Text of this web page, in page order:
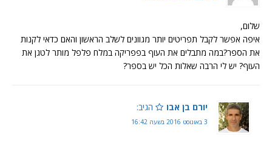
שלום,
איפה אפשר לקבל תפריטים יותר מגוונים לשלב הראשון והאם כדאי לקנות
את הספר?במה מתבלים את העוף בפפריקה במלח פלפל מותר לטגן את
העוף? יש לי הרבה שאלות הכל יש בספר?
יורם בן אבו הגיב:
3 באוגוסט 2016 בשעה 16:42